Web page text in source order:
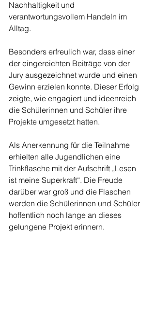
Nachhaltigkeit und
verantwortungsvollem Handeln im
Alltag.
Besonders erfreulich war, dass einer
der eingereichten Beiträge von der
Jury ausgezeichnet wurde und einen
Gewinn erzielen konnte. Dieser Erfolg
zeigte, wie engagiert und ideenreich
die Schülerinnen und Schüler ihre
Projekte umgesetzt hatten.
Als Anerkennung für die Teilnahme
erhielten alle Jugendlichen eine
Trinkflasche mit der Aufschrift „Lesen
ist meine Superkraft“. Die Freude
darüber war groß und die Flaschen
werden die Schülerinnen und Schüler
hoffentlich noch lange an dieses
gelungene Projekt erinnern.